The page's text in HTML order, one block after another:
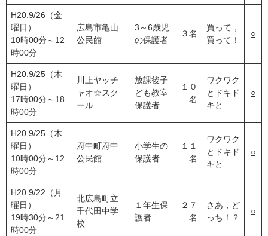
H20.9/26（金
曜日）
10時00分～12
時00分
広島市亀山
公民館
3～6歳児
の保護者
３名
買って，
買って！
○
H20.9/25（木
曜日）
17時00分～18
時00分
川上ヤッチ
ャオ☆スク
ール
放課後子
ども教室
保護者
１０
名
ワクワク
とドキド
キと
○
H20.9/25（木
曜日）
10時00分～12
時00分
府中町府中
公民館
小学生の
保護者
１１
名
ワクワク
とドキド
キと
○
H20.9/22（月
曜日）
19時30分～21
時00分
北広島町立
千代田中学
校
１年生保
護者
２７
名
さあ，ど
っち！？
○